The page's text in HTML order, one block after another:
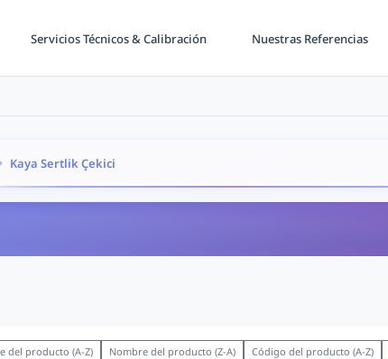
Servicios Técnicos & Calibración Nuestras Referencias
Kaya Sertlik Çekici
del producto (A-Z) Nombre del producto (Z-A) Código del producto (A-Z)